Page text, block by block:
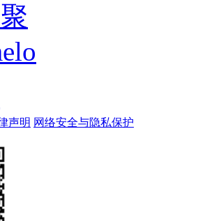
声明 网络安全与隐私保护